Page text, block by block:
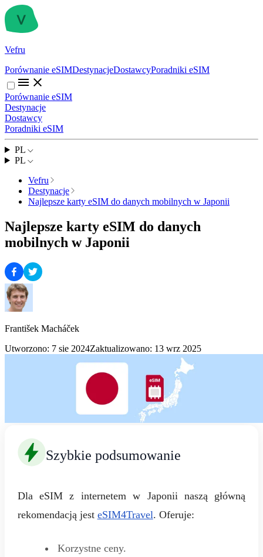
Vefru
Porównanie eSIMDestynacjeDostawcyPoradniki eSIM
Porównanie eSIM
Destynacje
Dostawcy
Poradniki eSIM
PL
PL
Vefru
Destynacje
Najlepsze karty eSIM do danych mobilnych w Japonii
Najlepsze karty eSIM do danych
mobilnych w Japonii
František Macháček
Utworzono: 7 sie 2024Zaktualizowano: 13 wrz 2025
Szybkie podsumowanie
Dla eSIM z internetem w Japonii naszą główną
rekomendacją jest eSIM4Travel. Oferuje:
Korzystne ceny.